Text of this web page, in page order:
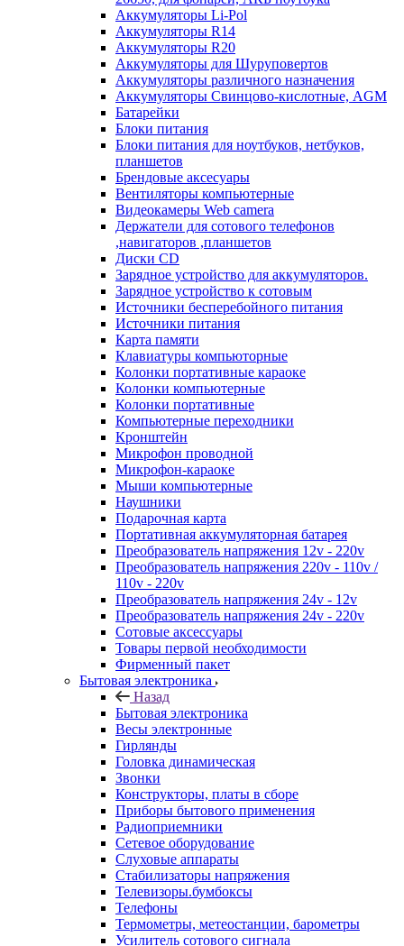
Аккумуляторы Li-Pol
Аккумуляторы R14
Аккумуляторы R20
Аккумуляторы для Шуруповертов
Аккумуляторы различного назначения
Аккумуляторы Свинцово-кислотные, AGM
Батарейки
Блоки питания
Блоки питания для ноутбуков, нетбуков,
планшетов
Брендовые аксесуары
Вентиляторы компьютерные
Видеокамеры Web camera
Держатели для сотового телефонов
,навигаторов ,планшетов
Диски CD
Зарядное устройство для аккумуляторов.
Зарядное устройство к сотовым
Источники бесперебойного питания
Источники питания
Карта памяти
Клавиатуры компьюторные
Колонки портативные караоке
Колонки компьютерные
Колонки портативные
Компьютерные переходники
Кронштейн
Микрофон проводной
Микрофон-караоке
Мыши компьютерные
Наушники
Подарочная карта
Портативная аккумуляторная батарея
Преобразователь напряжения 12v - 220v
Преобразователь напряжения 220v - 110v /
110v - 220v
Преобразователь напряжения 24v - 12v
Преобразователь напряжения 24v - 220v
Сотовые аксессуары
Товары первой необходимости
Фирменный пакет
Бытовая электроника
Назад
Бытовая электроника
Весы электронные
Гирлянды
Головка динамическая
Звонки
Конструкторы, платы в сборе
Приборы бытового применения
Радиоприемники
Сетевое оборудование
Слуховые аппараты
Стабилизаторы напряжения
Телевизоры.бумбоксы
Телефоны
Термометры, метеостанции, барометры
Усилитель сотового сигнала